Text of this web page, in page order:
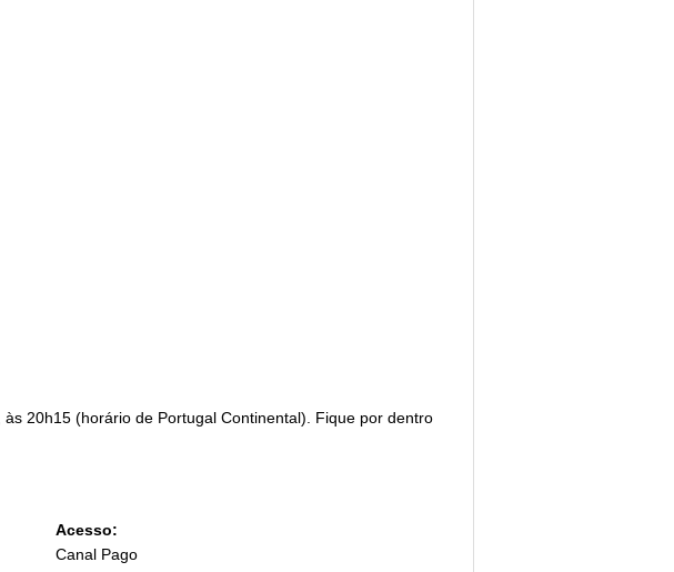
20h15 (horário de Portugal Continental). Fique por dentro
Acesso:
Canal Pago